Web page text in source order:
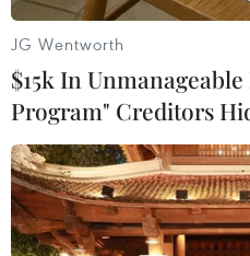
#Ukraine #Hòa bình
#Liên minh châu Âu
Anh
JG Wentworth
$15k In
Program" Creditors